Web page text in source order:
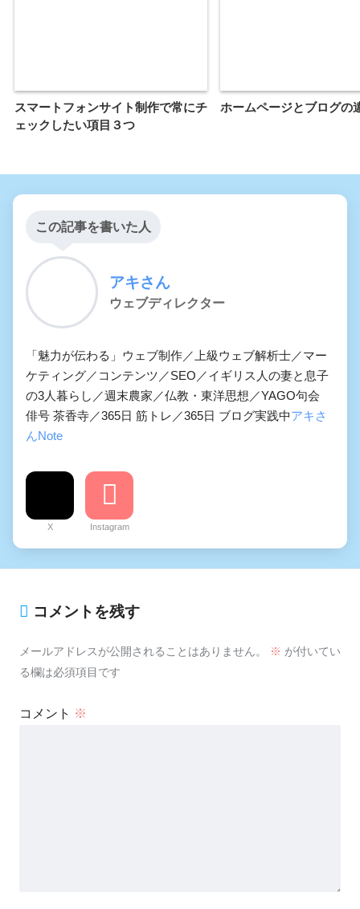
スマートフォンサイト制作で常にチ
ェックしたい項目３つ
ホームページとブログの
この記事を書いた人
アキさん
ウェブディレクター
「魅力が伝わる」ウェブ制作／上級ウェブ解析士／マー
ケティング／コンテンツ／SEO／イギリス人の妻と息子
の3人暮らし／週末農家／仏教・東洋思想／YAGO句会
俳号 茶香寺／365日 筋トレ／365日 ブログ実践中アキさ
んNote
X Instagram
コメントを残す
メールアドレスが公開されることはありません。 ※ が付いてい
る欄は必須項目です
コメント ※